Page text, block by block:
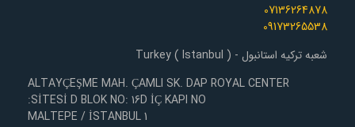
07136264878
09173265538
شعبه ترکیه استانبول - Turkey ( Istanbul )
ALTAYÇEŞME MAH. ÇAMLI SK. DAP ROYAL CENTER
SİTESİ D BLOK NO: 16D İÇ KAPI NO:
1 MALTEPE / İSTANBUL